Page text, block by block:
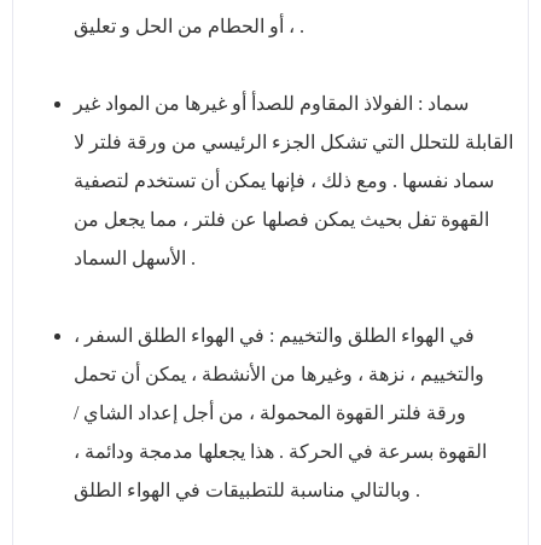
، أو الحطام من الحل و تعليق .
سماد : الفولاذ المقاوم للصدأ أو غيرها من المواد غير
القابلة للتحلل التي تشكل الجزء الرئيسي من ورقة فلتر لا
سماد نفسها . ومع ذلك ، فإنها يمكن أن تستخدم لتصفية
القهوة تفل بحيث يمكن فصلها عن فلتر ، مما يجعل من
الأسهل السماد .
في الهواء الطلق والتخييم : في الهواء الطلق السفر ،
والتخييم ، نزهة ، وغيرها من الأنشطة ، يمكن أن تحمل
ورقة فلتر القهوة المحمولة ، من أجل إعداد الشاي /
القهوة بسرعة في الحركة . هذا يجعلها مدمجة ودائمة ،
وبالتالي مناسبة للتطبيقات في الهواء الطلق .